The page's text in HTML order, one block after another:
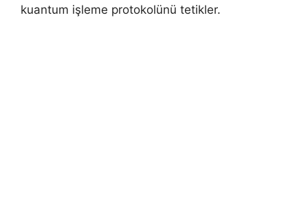
kuantum işleme protokolünü tetikler.